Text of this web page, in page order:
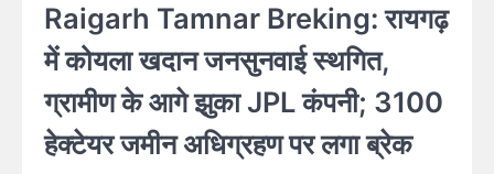
Raigarh Tamnar Breking: रायगढ़
में कोयला खदान जनसुनवाई स्थगित,
ग्रामीण के आगे झुका JPL कंपनी; 3100
हेक्टेयर जमीन अधिग्रहण पर लगा ब्रेक